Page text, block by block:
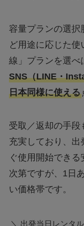
容量プランの選択
ど用途に応じた
線」プランを選べ
SNS（LINE・
日本同様に使える
受取／返却の手段
充実しており、出
ぐ使用開始でき
次第ですが、1日
い価格帯です。
＼ 出発当日レンタ